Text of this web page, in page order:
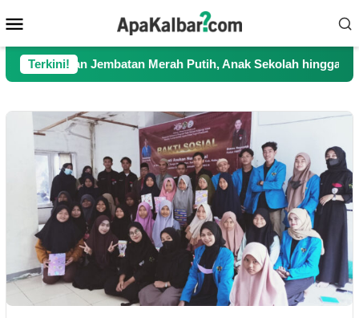
ke
kontenMobile
Terkini!
Jembatan Merah Putih, Anak Sekolah hingga Petani